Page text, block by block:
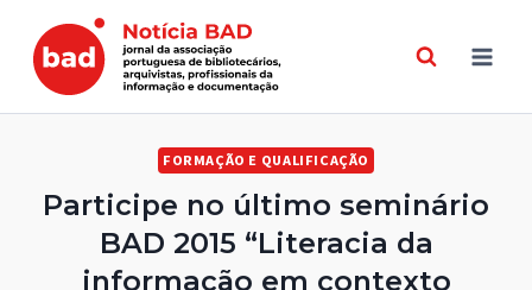
content
FORMAÇÃO E QUALIFICAÇÃO
Participe no último seminário
BAD 2015 “Literacia da
informação em contexto